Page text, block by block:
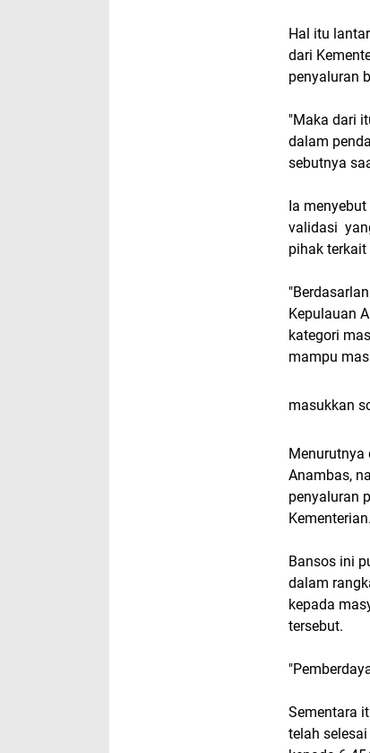
Hal itu
dari
penyaluran
"Maka dari
dalam
sebutnya
Ia
validasi
pihak
Kepulauan
kategori
mampu
masukkan
Menurutnya
Anambas,
penyaluran
Kementerian.
Bansos ini
dalam
kepada
tersebut.
Sementara
telah